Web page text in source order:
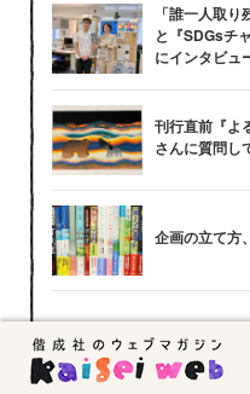
「誰一人取
と『SDGsチ
にインタビュ
刊行直前『よ
さんに質問し
企画の立て方